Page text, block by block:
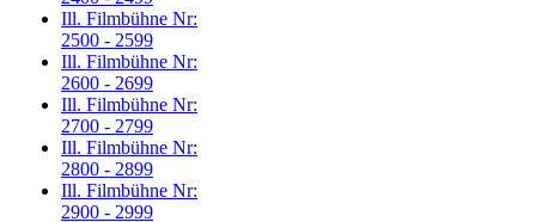
Ill. Filmbühne Nr:
2500 - 2599
Ill. Filmbühne Nr:
2600 - 2699
Ill. Filmbühne Nr:
2700 - 2799
Ill. Filmbühne Nr:
2800 - 2899
Ill. Filmbühne Nr:
2900 - 2999